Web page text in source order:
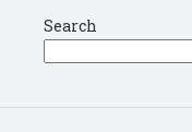
Search